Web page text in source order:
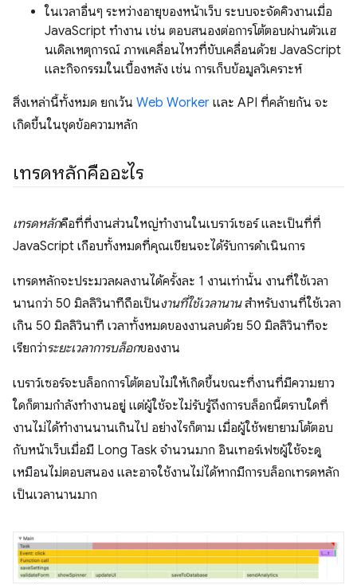
ในเวลาอื่นๆ ระหว่างอายุของหน้าเว็บ ระบบจะจัดคิวงานเมื่อ
JavaScript ทำงาน เช่น ตอบสนองต่อการโต้ตอบผ่านตัวแฮ
นเดิลเหตุการณ์ ภาพเคลื่อนไหวที่ขับเคลื่อนด้วย JavaScript
และกิจกรรมในเบื้องหลัง เช่น การเก็บข้อมูลวิเคราะห์
สิ่งเหล่านี้ทั้งหมด ยกเว้น Web Worker และ API ที่คล้ายกัน จะ
เกิดขึ้นในชุดข้อความหลัก
เทรดหลักคืออะไร
เทรดหลักคือที่ที่งานส่วนใหญ่ทำงานในเบราว์เซอร์ และเป็นที่ที่
JavaScript เกือบทั้งหมดที่คุณเขียนจะได้รับการดำเนินการ
เทรดหลักจะประมวลผลงานได้ครั้งละ 1 งานเท่านั้น งานที่ใช้เวลา
นานกว่า 50 มิลลิวินาทีถือเป็นงานที่ใช้เวลานานสำหรับงานที่ใช้เวลา
เกิน 50 มิลลิวินาที เวลาทั้งหมดของงานลบด้วย 50 มิลลิวินาทีจะ
เรียกว่าระยะเวลาการบล็อกของงาน
เบราว์เซอร์จะบล็อกการโต้ตอบไม่ให้เกิดขึ้นขณะที่งานที่มีความยาว
ใดก็ตามกำลังทำงานอยู่ แต่ผู้ใช้จะไม่รับรู้ถึงการบล็อกนี้ตราบใดที่
งานไม่ได้ทำงานนานเกินไป อย่างไรก็ตาม เมื่อผู้ใช้พยายามโต้ตอบ
กับหน้าเว็บเมื่อมี Long Task จำนวนมาก อินเทอร์เฟซผู้ใช้จะดู
เหมือนไม่ตอบสนอง และอาจใช้งานไม่ได้หากมีการบล็อกเทรดหลัก
เป็นเวลานานมาก